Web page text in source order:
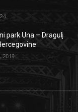
park Una – Dragulj
2019